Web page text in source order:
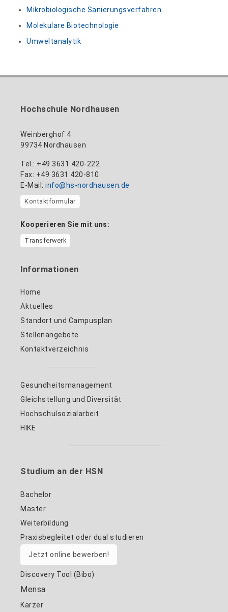
Mikrobiologische Sanierungsverfahren
Molekulare Biotechnologie
Umweltanalytik
Hochschule Nordhausen
Weinberghof 4
99734 Nordhausen
Tel.: +49 3631 420-222
Fax: +49 3631 420-810
E-Mail: info@hs-nordhausen.de
Kontaktformular
Kooperieren Sie mit uns:
Transferwerk
Informationen
Home
Aktuelles
Standort und Campusplan
Stellenangebote
Kontaktverzeichnis
Gesundheitsmanagement
Gleichstellung und Diversität
Hochschulsozialarbeit
HIKE
Studium an der HSN
Bachelor
Master
Weiterbildung
Praxisbegleitet oder dual studieren
Jetzt online bewerben!
Discovery Tool (Bibo)
Mensa
Karzer